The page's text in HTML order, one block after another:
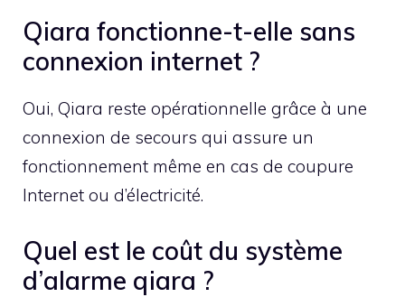
Qiara fonctionne-t-elle sans
connexion internet ?
Oui, Qiara reste opérationnelle grâce à une
connexion de secours qui assure un
fonctionnement même en cas de coupure
Internet ou d’électricité.
Quel est le coût du système
d’alarme qiara ?